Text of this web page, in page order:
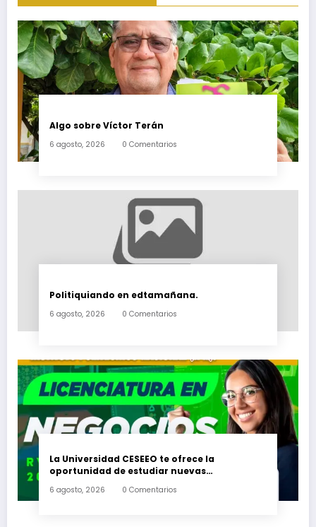
Algo sobre Víctor Terán
6 agosto, 2026 0 Comentarios
Politiquiando en edtamañana.
6 agosto, 2026 0 Comentarios
La Universidad CESEEO te ofrece la
oportunidad de estudiar nuevas
Escondido, Ixtepec y en la Matriz Juchitán.
6 agosto, 2026 0 Comentarios